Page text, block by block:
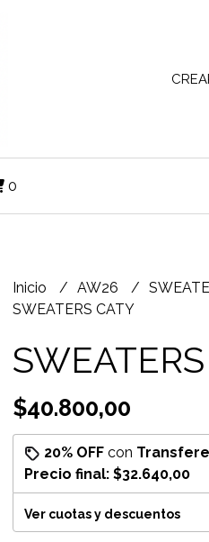
0
Inicio AW26
SWEATERS CATY
$40.800,00
20% OFFcon
Precio final: $32.640,00
Ver cuotas y descuentos